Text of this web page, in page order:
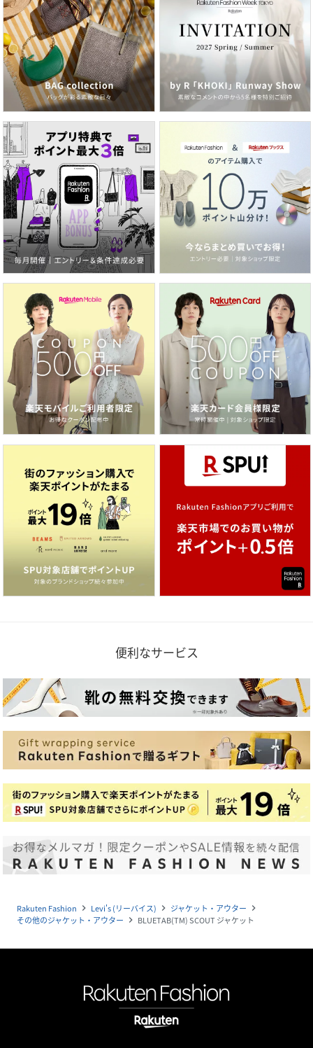
便利なサービス
Rakuten Fashion navigate_next Levi's (リーバイス) navigate_next ジャケット・アウター navigate_next
その他のジャケット・アウター navigate_next BLUETAB(TM) SCOUT ジャケット